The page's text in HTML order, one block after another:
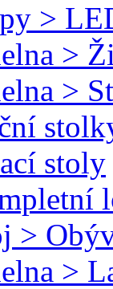
>
>
>
stoly
>
>